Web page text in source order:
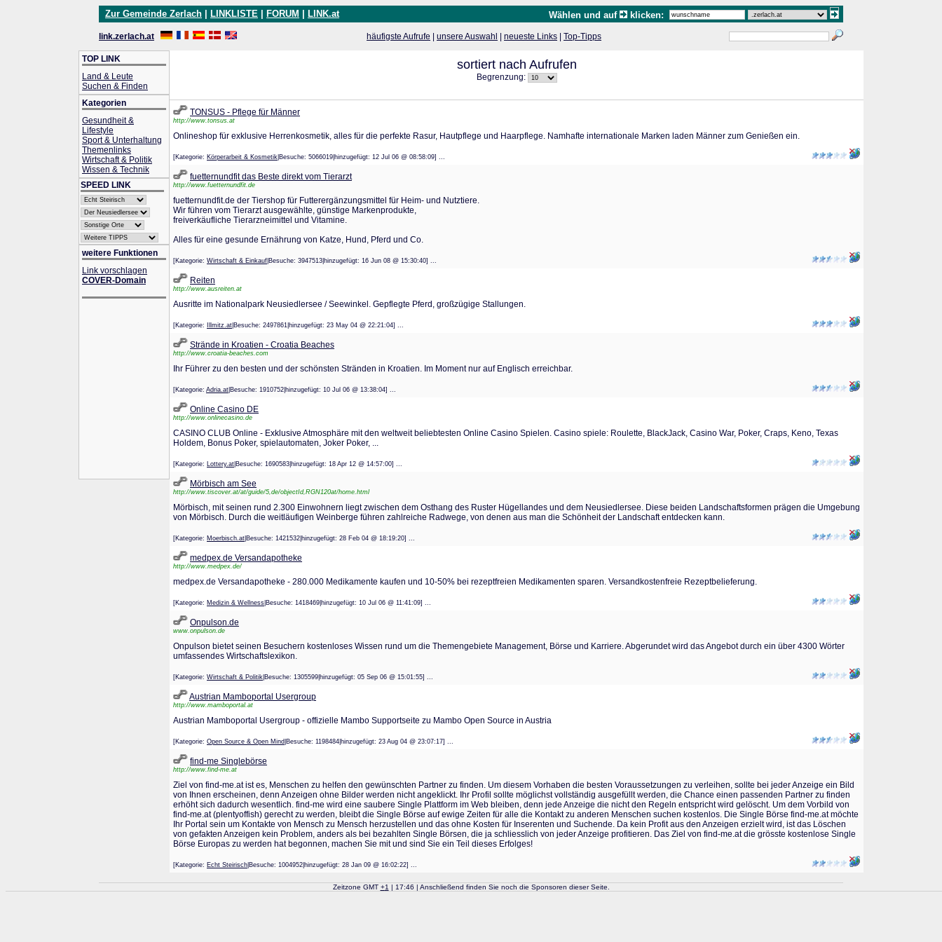
Zur Gemeinde Zerlach LINKLISTE FORUM LINK.at Wählen und auf klicken:
link.zerlach.at häufigste Aufrufe unsere Auswahl neueste Links Top-Tipps
TOP LINK
Land & Leute
Suchen & Finden
Kategorien
Gesundheit &
Lifestyle
Sport & Unterhaltung
Themenlinks
Wirtschaft & Politik
Wissen & Technik
SPEED LINK
weitere Funktionen
Link vorschlagen
COVER-Domain
sortiert nach Aufrufen
Begrenzung:
TONSUS - Pflege für Männer
http://www.tonsus.at
Onlineshop für exklusive Herrenkosmetik, alles für die perfekte Rasur, Hautpflege und Haarpflege. Namhafte internationale Marken laden Männer zum Genießen ein.
[Kategorie: Körperarbeit & Kosmetik |Besuche: 5066019|hinzugefügt: 12 Jul 06 @ 08:58:09] ...
fuetternundfit das Beste direkt vom Tierarzt
http://www.fuetternundfit.de
fuetternundfit.de der Tiershop für Futterergänzungsmittel für Heim- und Nutztiere.
Wir führen vom Tierarzt ausgewählte, günstige Markenprodukte,
freiverkäufliche Tierarzneimittel und Vitamine.
Alles für eine gesunde Ernährung von Katze, Hund, Pferd und Co.
[Kategorie: Wirtschaft & Einkauf |Besuche: 3947513|hinzugefügt: 16 Jun 08 @ 15:30:40] ...
Reiten
http://www.ausreiten.at
Ausritte im Nationalpark Neusiedlersee / Seewinkel. Gepflegte Pferd, großzügige Stallungen.
[Kategorie: Illmitz.at |Besuche: 2497861|hinzugefügt: 23 May 04 @ 22:21:04] ...
Strände in Kroatien - Croatia Beaches
http://www.croatia-beaches.com
Ihr Führer zu den besten und der schönsten Stränden in Kroatien. Im Moment nur auf Englisch erreichbar.
[Kategorie: Adria.at |Besuche: 1910752|hinzugefügt: 10 Jul 06 @ 13:38:04] ...
Online Casino DE
http://www.onlinecasino.de
CASINO CLUB Online - Exklusive Atmosphäre mit den weltweit beliebtesten Online Casino Spielen. Casino spiele: Roulette, BlackJack, Casino War, Poker, Craps, Keno, Texas
Holdem, Bonus Poker, spielautomaten, Joker Poker, ...
[Kategorie: Lottery.at |Besuche: 1690583|hinzugefügt: 18 Apr 12 @ 14:57:00] ...
Mörbisch am See
http://www.tiscover.at/at/guide/5,de/objectId,RGN120at/home.html
Mörbisch, mit seinen rund 2.300 Einwohnern liegt zwischen dem Osthang des Ruster Hügellandes und dem Neusiedlersee. Diese beiden Landschaftsformen prägen die Umgebung
von Mörbisch. Durch die weitläufigen Weinberge führen zahlreiche Radwege, von denen aus man die Schönheit der Landschaft entdecken kann.
[Kategorie: Moerbisch.at |Besuche: 1421532|hinzugefügt: 28 Feb 04 @ 18:19:20] ...
medpex.de Versandapotheke
http://www.medpex.de/
medpex.de Versandapotheke - 280.000 Medikamente kaufen und 10-50% bei rezeptfreien Medikamenten sparen. Versandkostenfreie Rezeptbelieferung.
[Kategorie: Medizin & Wellness |Besuche: 1418469|hinzugefügt: 10 Jul 06 @ 11:41:09] ...
Onpulson.de
www.onpulson.de
Onpulson bietet seinen Besuchern kostenloses Wissen rund um die Themengebiete Management, Börse und Karriere. Abgerundet wird das Angebot durch ein über 4300 Wörter
umfassendes Wirtschaftslexikon.
[Kategorie: Wirtschaft & Politik |Besuche: 1305599|hinzugefügt: 05 Sep 06 @ 15:01:55] ...
Austrian Mamboportal Usergroup
http://www.mamboportal.at
Austrian Mamboportal Usergroup - offizielle Mambo Supportseite zu Mambo Open Source in Austria
[Kategorie: Open Source & Open Mind |Besuche: 1198484|hinzugefügt: 23 Aug 04 @ 23:07:17] ...
find-me Singlebörse
http://www.find-me.at
Ziel von find-me.at ist es, Menschen zu helfen den gewünschten Partner zu finden. Um diesem Vorhaben die besten Voraussetzungen zu verleihen, sollte bei jeder Anzeige ein Bild
von Ihnen erscheinen, denn Anzeigen ohne Bilder werden nicht angeklickt. Ihr Profil sollte möglichst vollständig ausgefüllt werden, die Chance einen passenden Partner zu finden
erhöht sich dadurch wesentlich. find-me wird eine saubere Single Plattform im Web bleiben, denn jede Anzeige die nicht den Regeln entspricht wird gelöscht. Um dem Vorbild von
find-me.at (plentyoffish) gerecht zu werden, bleibt die Single Börse auf ewige Zeiten für alle die Kontakt zu anderen Menschen suchen kostenlos. Die Single Börse find-me.at möchte
Ihr Portal sein um Kontakte von Mensch zu Mensch herzustellen und das ohne Kosten für Inserenten und Suchende. Da kein Profit aus den Anzeigen erzielt wird, ist das Löschen
von gefakten Anzeigen kein Problem, anders als bei bezahlten Single Börsen, die ja schliesslich von jeder Anzeige profitieren. Das Ziel von find-me.at die grösste kostenlose Single
Börse Europas zu werden hat begonnen, machen Sie mit und sind Sie ein Teil dieses Erfolges!
[Kategorie: Echt Steirisch |Besuche: 1004952|hinzugefügt: 28 Jan 09 @ 16:02:22] ...
Zeitzone GMT +1 | 17:46 | Anschließend finden Sie noch die Sponsoren dieser Seite.